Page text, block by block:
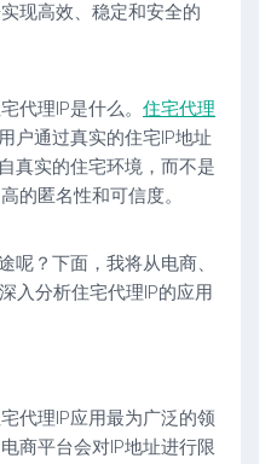
现高效、稳定和安全的
代理IP是什么。 住宅代理
户通过真实的住宅IP地址
真实的住宅环境，而不是
的匿名性和可信度。
呢？下面，我将从电商、
入分析住宅代理IP的应用
代理IP应用最为广泛的领
商平台会对IP地址进行限